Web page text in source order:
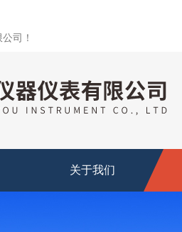
司！
关于我们